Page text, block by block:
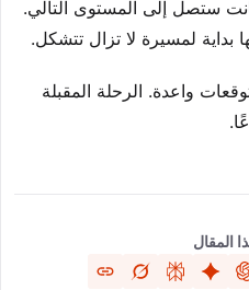
ستصل إلى المستوى التالي.
بداية لمسيرة لا تزال تتشكل.
واعدة. الرحلة المقبلة
المقال